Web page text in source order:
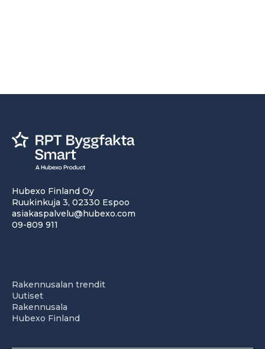
Hubexo Finland Oy
Ruukinkuja 3, 02330 Espoo
asiakaspalvelu@hubexo.com
09-809 911
Rakennusalan trendit
Uutiset
Rakennusala
Hubexo Finland